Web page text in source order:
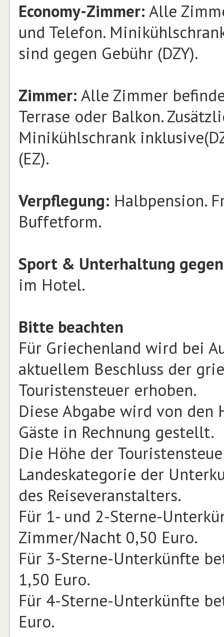
Economy-Zimmer: Alle
und Telefon.
sind gegen Gebühr (DZY).
Zimmer: Alle Zimmer
Terrase oder Balkon.
Minikühlschrank
(EZ).
Verpflegung: Halbpension.
Buffetform.
Sport & Unterhaltung
im Hotel.
Bitte beachten
Für Griechenland wird bei
aktuellem Beschluss der
Touristensteuer erhoben.
Diese Abgabe wird von
Gäste in Rechnung gestellt.
Die Höhe der
Landeskategorie der
des Reiseveranstalters.
Für 1- und 2-Sterne-
Zimmer/Nacht 0,50 Euro.
Für 3-Sterne-Unterkünfte
1,50 Euro.
Für 4-Sterne-Unterkünfte
Euro.